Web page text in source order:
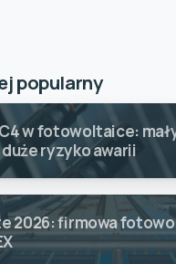
popularny
w fotowoltaice:
ryzyko awarii
2026: firmowa